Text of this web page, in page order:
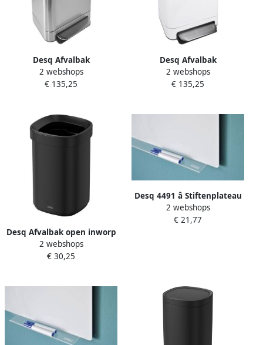
Desq Afvalbak
pedaalemmer 40 liter RVS
zilver
2 webshops
€ 135,25
Desq Afvalbak
pedaalemmer 40 liter RVS
wit
2 webshops
€ 135,25
Desq Afvalbak open inworp
20 liter metaal zwart
2 webshops
€ 30,25
Desq 4491 â Stiftenplateau
voor Boards â Acryl â 58 cm
2 webshops
€ 21,77